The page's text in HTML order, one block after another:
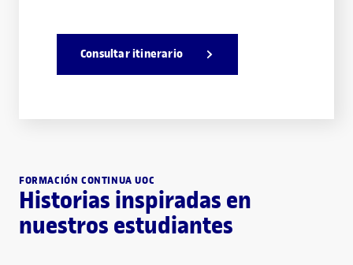
Consultar itinerario
FORMACIÓN CONTINUA UOC
Historias inspiradas en
nuestros estudiantes